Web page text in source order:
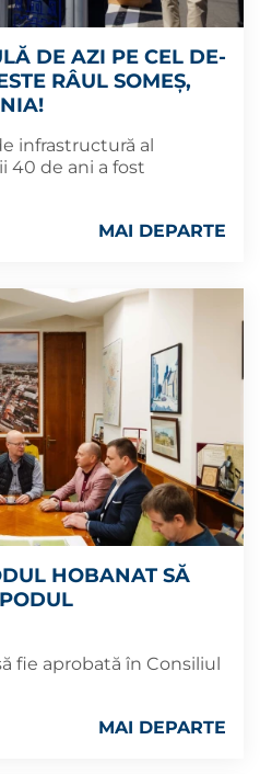
DE AZI PE CEL DE-
RÂUL SOMEȘ,
infrastructură al
de ani a fost
MAI DEPARTE
HOBANAT SĂ
fie aprobată în Consiliul
MAI DEPARTE